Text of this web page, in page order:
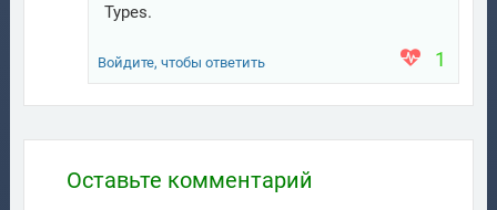
Types.
1
Войдите, чтобы ответить
Оставьте комментарий